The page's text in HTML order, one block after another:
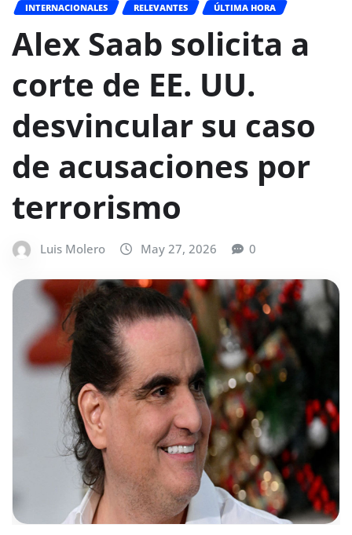
INTERNACIONALES RELEVANTES ÚLTIMA HORA
Alex Saab solicita a
corte de EE. UU.
desvincular su caso
de acusaciones por
terrorismo
Luis Molero May 27, 2026 0